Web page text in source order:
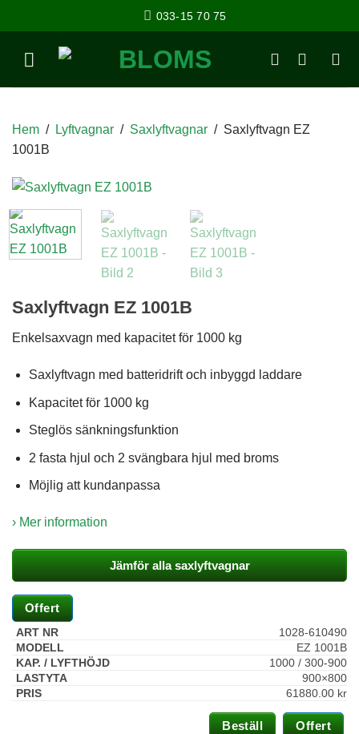
033-15 70 75
Hem / Lyftvagnar / Saxlyftvagnar / Saxlyftvagn EZ
1001B
Saxlyftvagn EZ 1001B
Enkelsaxvagn med kapacitet för 1000 kg
Saxlyftvagn med batteridrift och inbyggd laddare
Kapacitet för 1000 kg
Steglös sänkningsfunktion
2 fasta hjul och 2 svängbara hjul med broms
Möjlig att kundanpassa
› Mer information
Jämför alla saxlyftvagnar
Offert
1028-610490
EZ 1001B
1000 / 300-900
900×800
61880.00 kr
Beställ Offert
Nödvändiga
Dessa kakor
går inte att
välja bort. De
behövs för att
hemsidan
över huvud
taget ska
fungera.